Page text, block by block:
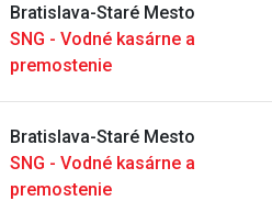
Bratislava-Staré Mesto
SNG - Vodné kasárne a
premostenie
Bratislava-Staré Mesto
SNG - Vodné kasárne a
premostenie